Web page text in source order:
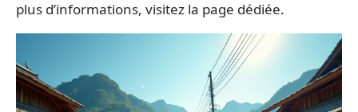
plus d’informations, visitez la page dédiée.